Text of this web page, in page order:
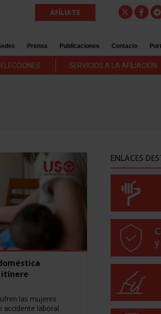
AFÍLIATE
Prensa Publicaciones Contacto
ELECCIONES SERVICIOS A LA AFILIACIÓN
itínere
las mujeres
accidente laboral
ENLACES